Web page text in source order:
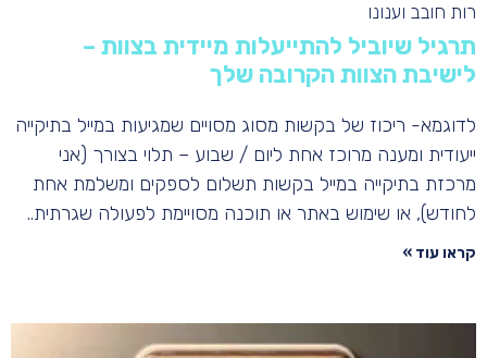
תרגיל שיוביל להתייעלות מיידית בצוות –
לישיבת הצוות הקרובה שלך
רות חובב וענונו
לדוגמא- ריכוז של בקשות מסוג מסויים שמגיעות במייל בתיקייה
ייעודית ומענה מרוכז אחת ליום / שבוע – תלוי בצורך (אני
מרכזת בתיקייה במייל בקשות תשלום לספקים ומשלמת אחת
לחודש), או שימוש באתר או תוכנה מסויימת לפעולה שגרתית..
קראו עוד »